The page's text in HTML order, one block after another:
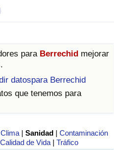
para Berrechid mejorar
datospara Berrechid
que tenemos para
Clima |Sanidad |Contaminación
Calidad de Vida |Tráfico
país
(Actual)
por País
país